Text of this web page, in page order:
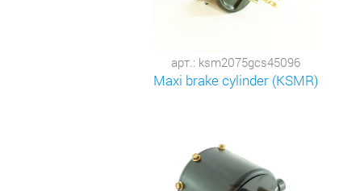
арт.: ksm2075gcs45096
Maxi brake cylinder (KSMR)